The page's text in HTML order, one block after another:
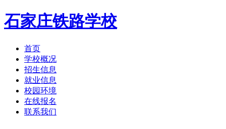
石家庄铁路学校
首页
学校概况
招生信息
就业信息
校园环境
在线报名
联系我们